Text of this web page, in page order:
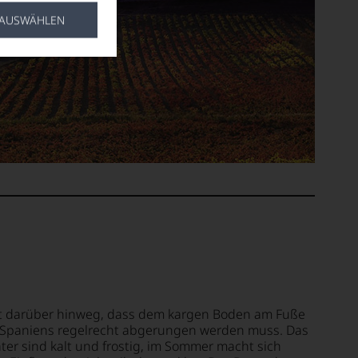
hinweg, dass dem kargen Boden am Fuße
regelrecht abgerungen werden muss. Das
sind kalt und frostig, im Sommer macht sich